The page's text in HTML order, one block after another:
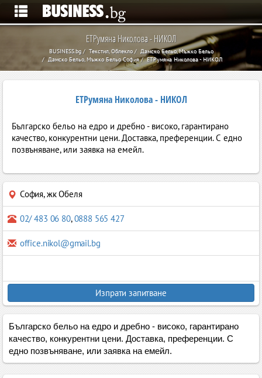
ЕТРумяна Николова - НИКОЛ
BUSINESS.bg Текстил, Облекло
Дамско Бельо, Мъжко Бельо
Дамско Бельо, Мъжко Бельо София
ЕТРумяна Николова - НИКОЛ
ЕТРумяна Николова - НИКОЛ
Българско бельо на едро и дребно - високо, гарантирано
качество, конкурентни цени. Доставка, преференции. С едно
позвъняване, или заявка на емейл.
София,жк Обеля
02/ 483 06 80,0888 565 427
office.nikol@gmail.bg
Изпрати запитване
Българско бельо на едро и дребно - високо, гарантирано
качество, конкурентни цени. Доставка, преференции. С
едно позвъняване, или заявка на емейл.